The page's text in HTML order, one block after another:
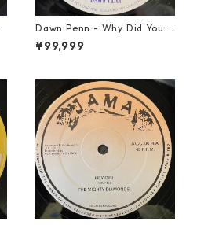
Dawn Penn - Why Did You Li
e【7-21938】
¥99,999